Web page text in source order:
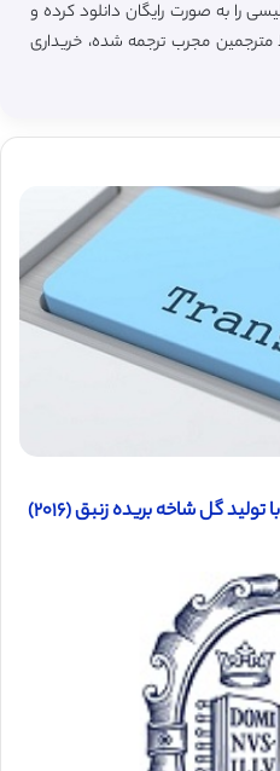
را به صورت رایگان دانلود کرده و
مجرب ترجمه شده، خریداری
دانلود ترجمه مقاله اثر بهاره سازی با تولید گل شاخه بریده زنبق (۲۰۱۶)